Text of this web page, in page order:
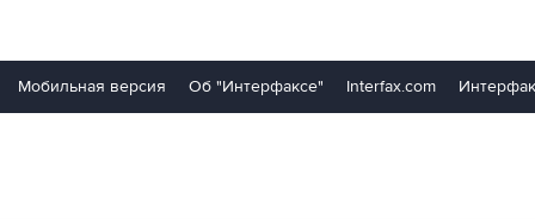
Мобильная версия Об "Интерфаксе" Interfax.com